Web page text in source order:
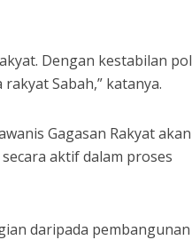
Dengan kestabilan
Sabah,” katanya.
Gagasan Rakyat akan
aktif dalam proses
daripada pembangunan